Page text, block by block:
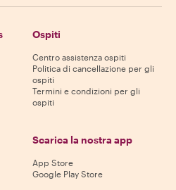
Ospiti
Centro assistenza ospiti
Politica di cancellazione per gli
ospiti
Termini e condizioni per gli
ospiti
Scarica la nostra app
App Store
Google Play Store